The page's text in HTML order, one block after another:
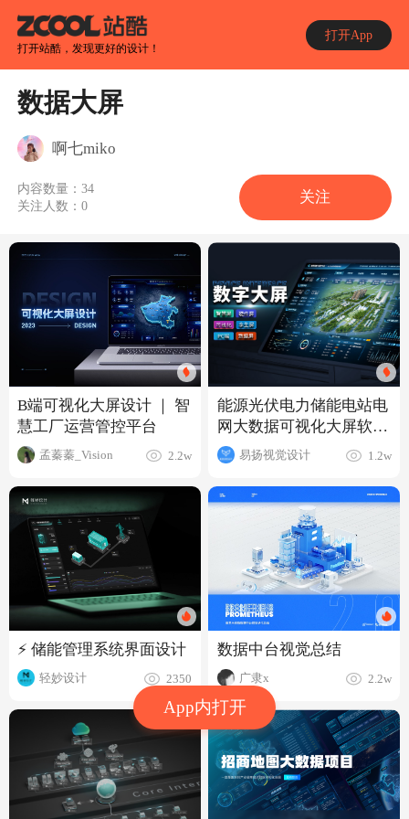
打开站酷，发现更好的设计！
打开App
App内打开
数据大屏
啊七miko
内容数量：34
关注人数：0
关注
B端可视化大屏设计 ｜ 智
慧工厂运营管控平台
孟蓁蓁_Vision 2.2w
⚡ 储能管理系统界面设计
轻妙设计 2350
能源光伏电力储能电站电
网大数据可视化大屏软件
UI设计易扬视觉设计 1.2w
数据中台视觉总结
广隶x 2.2w